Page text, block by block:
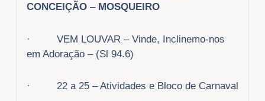
CONCEIÇÃO – MOSQUEIRO
· VEM LOUVAR – Vinde, Inclinemo-nos
em Adoração – (Sl 94.6)
· 22 a 25 – Atividades e Bloco de Carnaval